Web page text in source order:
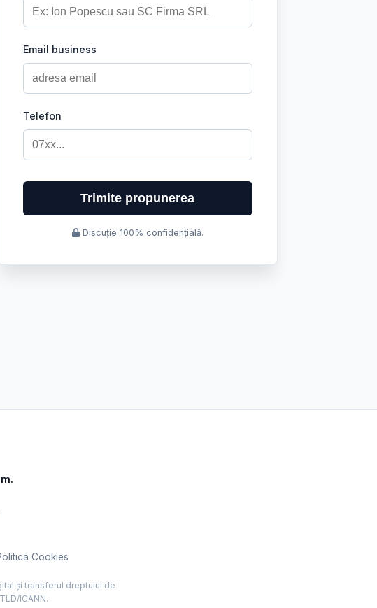
Email business
Telefon
Trimite propunerea
Discuție 100% confidențială.
Cookies
și transferul dreptului de
ICANN.